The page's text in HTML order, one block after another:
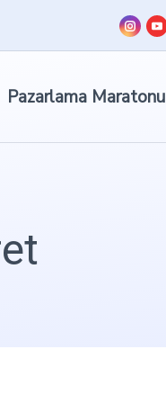
Pazarlama Maratonu